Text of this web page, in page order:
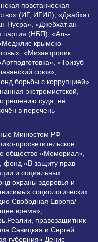
повстанческая
(ИГ, ИГИЛ), «Джабхат
Нусра», «Джебхат ан-
партия (НБП), «Аль-
крымско-
«Мизантропик
«Тризуб
союз»,
борьбы с коррупцией»
экстремистской,
решению суда; её
в перечень
Минюстом РФ
просветительское,
общество «Мемориал»,
фонд «В защиту прав
и социальных
охраны здоровья и
социологических
Свободная Европа/
время»,
правозащитник
Савицкая и Сергей
губерния» Денис